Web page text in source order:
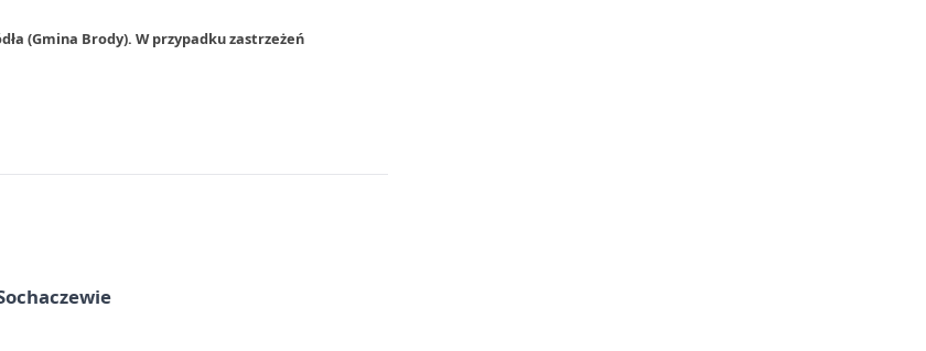
(Gmina Brody). W przypadku zastrzeżeń